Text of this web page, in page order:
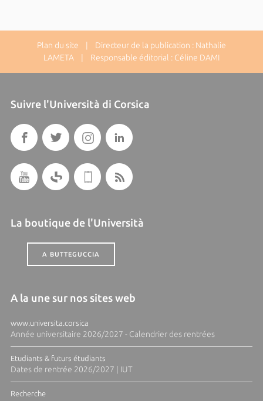
Plan du site | Directeur de la publication : Nathalie
LAMETA | Responsable éditorial : Céline DAMI
Suivre l'Università di Corsica
La boutique de l'Università
A BUTTEGUCCIA
A la une sur nos sites web
www.universita.corsica
Année universitaire 2026/2027 - Calendrier des rentrées
Etudiants & futurs étudiants
Dates de rentrée 2026/2027 | IUT
Recherche